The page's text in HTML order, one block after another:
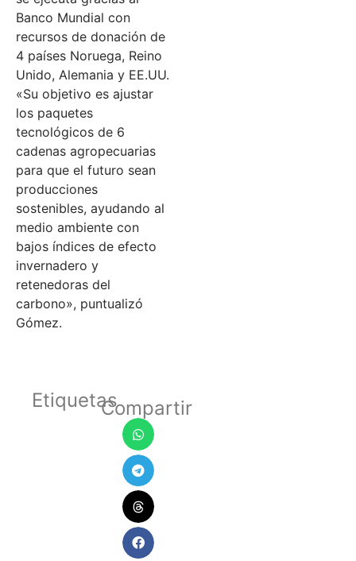
Banco Mundial con
recursos de donación de
4 países Noruega, Reino
Unido, Alemania y EE.UU.
«Su objetivo es ajustar
los paquetes
tecnológicos de 6
cadenas agropecuarias
para que el futuro sean
producciones
sostenibles, ayudando al
medio ambiente con
bajos índices de efecto
invernadero y
retenedoras del
carbono», puntualizó
Gómez.
EtiquetasCompartir